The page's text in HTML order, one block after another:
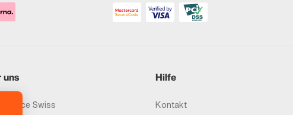
uns
Swiss
Hilfe
Kontakt